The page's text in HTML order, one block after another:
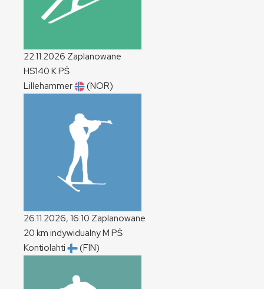
22.11.2026 Zaplanowane
HS140 KPŚ
Lillehammer
(NOR)
26.11.2026, 16:10 Zaplanowane
20 km indywidualnyM PŚ
Kontiolahti
(FIN)